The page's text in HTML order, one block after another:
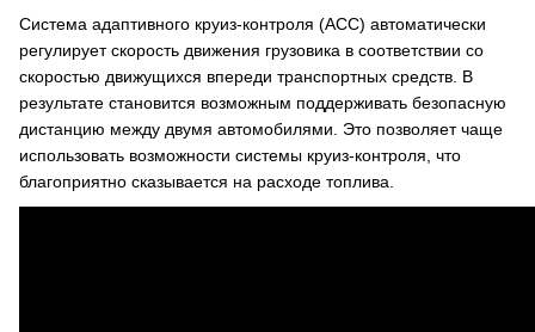
Система адаптивного круиз-контроля (ACC) автоматически
регулирует скорость движения грузовика в соответствии со
скоростью движущихся впереди транспортных средств. В
результате становится возможным поддерживать безопасную
дистанцию между двумя автомобилями. Это позволяет чаще
использовать возможности системы круиз-контроля, что
благоприятно сказывается на расходе топлива.